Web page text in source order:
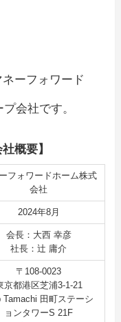
ーフォワード
会社です。
概要】
フォワードホーム株式
会社
2024年8月
会長：大西 幸彦
社長：辻 庸介
〒108-0023
京都港区芝浦3-1-21
Tamachi 田町ステーシ
ョンタワーS 21F